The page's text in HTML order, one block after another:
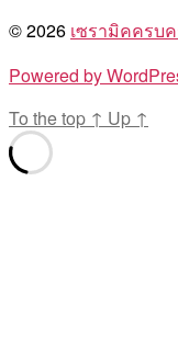
© 2026 เซรามิคครบ
Powered by
To the top ↑ Up ↑